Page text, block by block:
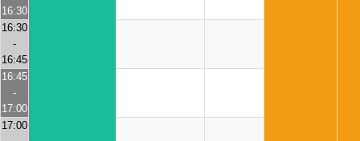
16:30
16:30
-
16:45
16:45
-
17:00
17:00